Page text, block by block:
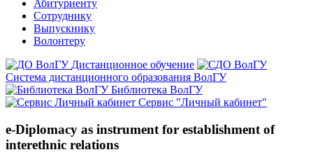
Абитуриенту
Сотруднику
Выпускнику
Волонтеру
Дистанционное обучение
Система дистанционного образования ВолГУ
Библиотека ВолГУ
Сервис "Личный кабинет"
e-Diplomacy as instrument for establishment of
interethnic relations